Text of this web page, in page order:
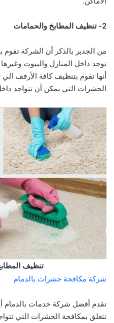
2- تنظيف المطابخ والحمامات
من الجدير بالذكر أن الشركة
توجد داخل المنازل والبيوت
أنها تقوم بتنظيف كافة الأرفف
الحشرات التي يمكن أن تتواجد
تنظيف
شركة مكافحة حشرات بالدمام
تقدم أفضل شركة خدمات بالدمام
تتعلق بمكافحة الحشرات التي